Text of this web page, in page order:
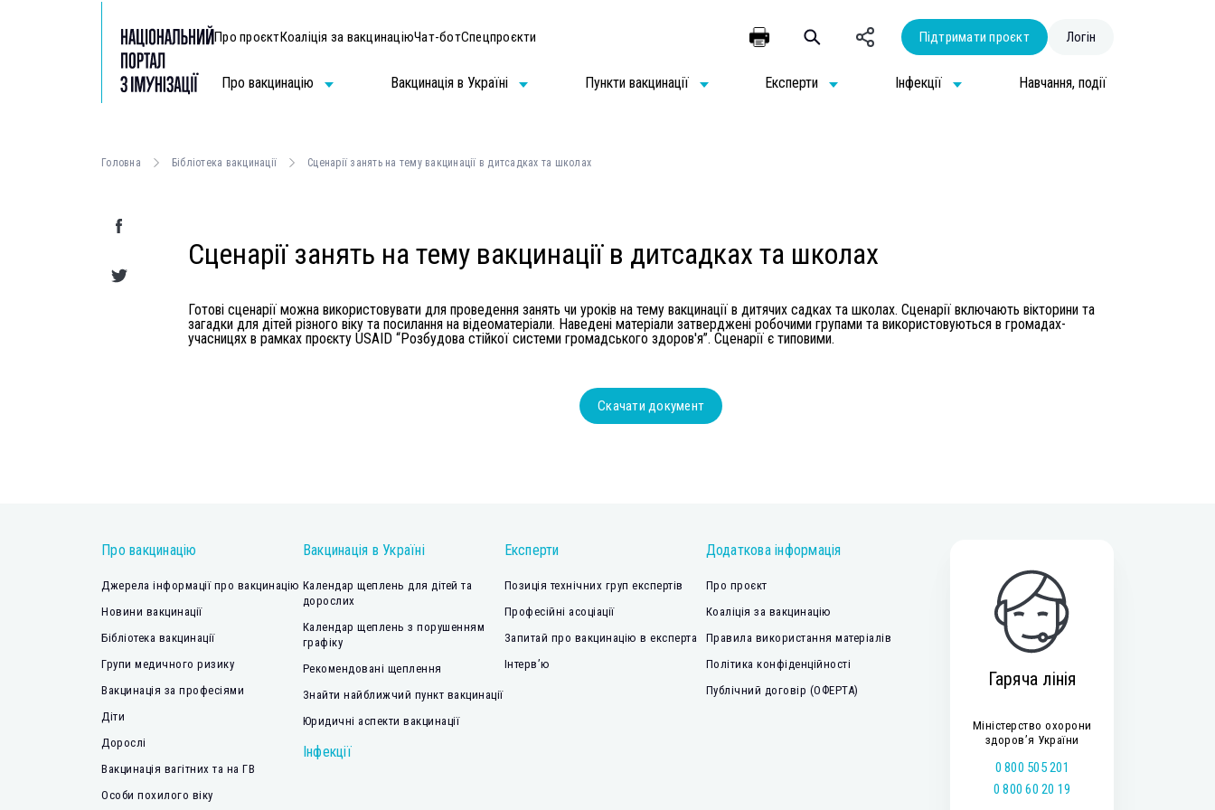
Про проєктКоаліція за вакцинаціюЧат-ботСпецпроєкти Підтримати проєкт Логін
Про вакцинацію Вакцинація в Україні Пункти вакцинації Експерти Інфекції Навчання, події
Головна Бібліотека вакцинації Сценарії занять на тему вакцинації в дитсадках та школах
Сценарії занять на тему вакцинації в дитсадках та школах
Готові сценарії можна використовувати для проведення занять чи уроків на тему вакцинації в дитячих садках та школах. Сценарії включають вікторини та
загадки для дітей різного віку та посилання на відеоматеріали. Наведені матеріали затверджені робочими групами та використовуються в громадах-
учасницях в рамках проєкту USAID “Розбудова стійкої системи громадського здоров'я”. Сценарії є типовими.
Скачати документ
Про вакцинацію
Джерела інформації про вакцинацію
Новини вакцинації
Бібліотека вакцинації
Групи медичного ризику
Вакцинація за професіями
Діти
Дорослі
Вакцинація вагітних та на ГВ
Особи похилого віку
Вакцинація в Україні
Календар щеплень для дітей та
дорослих
Календар щеплень з порушенням
графіку
Рекомендовані щеплення
Знайти найближчий пункт вакцинації
Юридичні аспекти вакцинації
Інфекції
Експерти
Позиція технічних груп експертів
Професійні асоціації
Запитай про вакцинацію в експерта
Інтерв’ю
Додаткова інформація
Про проєкт
Коаліція за вакцинацію
Правила використання матеріалів
Політика конфіденційності
Публічний договір (ОФЕРТА)
Гаряча лінія
Міністерство охорони
здоров’я України
0 800 505 201
0 800 60 20 19